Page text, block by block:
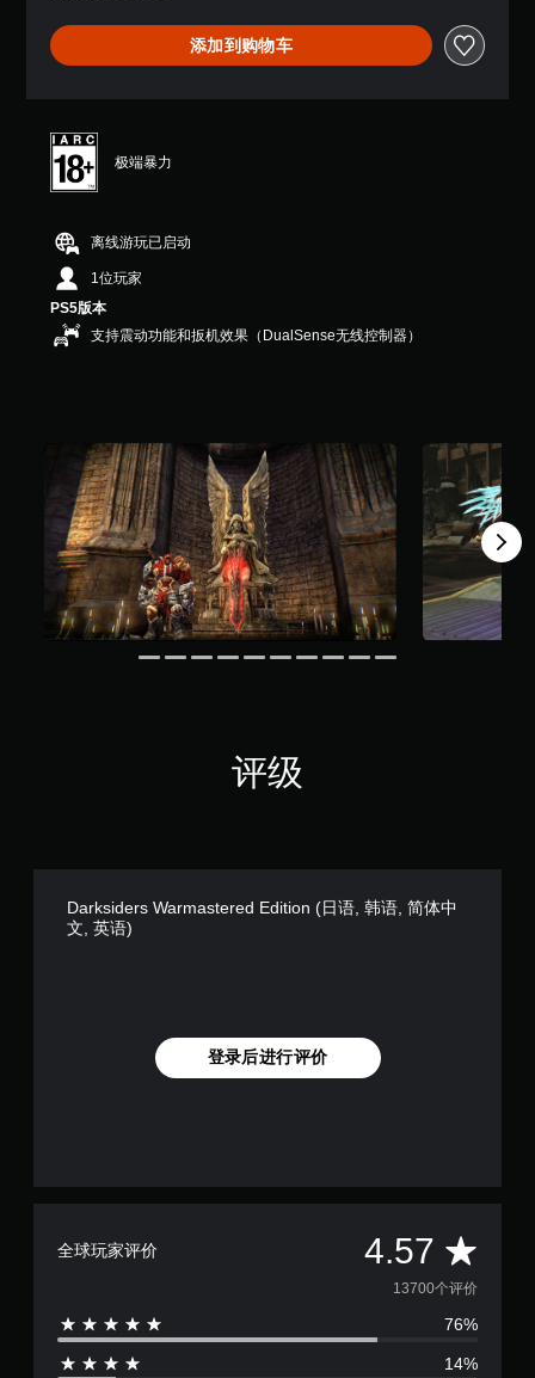
.
5
（
满
分
星
，
1
3
个
添加到购物车
极端暴力
离线游玩已启动
1位玩家
PS5版本
支持震动功能和扳机效果（DualSense无线控制器）
评级
Darksiders Warmastered Edition (日语, 韩语, 简体中
文, 英语)
登录后进行评价
全球玩家评价 4.57 平
均
评
13700个评价
76%
14%